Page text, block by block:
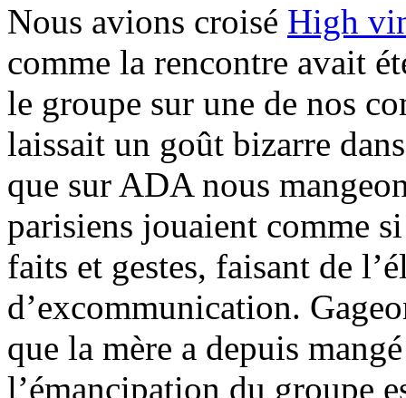
Nous avions croisé High
comme la rencontre avait
le groupe sur une de nos
laissait un goût bizarre
que sur ADA nous
parisiens jouaient comme
faits et gestes, faisant de
d’excommunication.
que la mère a depuis
l’émancipation du groupe